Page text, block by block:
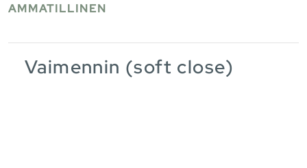
AMMATILLINEN
Vaimennin (soft close)